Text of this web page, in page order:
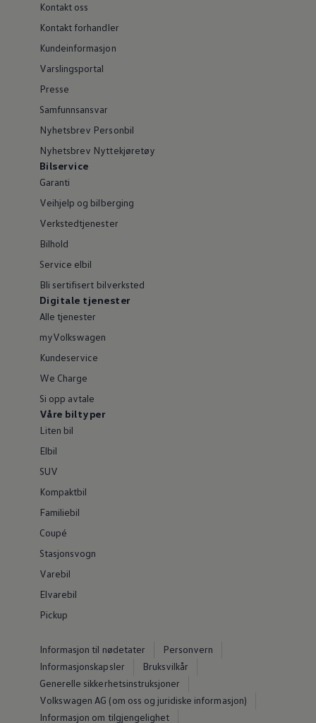
Kontakt oss
Kontakt forhandler
Kundeinformasjon
Varslingsportal
Presse
Samfunnsansvar
Nyhetsbrev Personbil
Nyhetsbrev Nyttekjøretøy
Bilservice
Garanti
Veihjelp og bilberging
Verkstedtjenester
Bilhold
Service elbil
Bli sertifisert bilverksted
Digitale tjenester
Alle tjenester
myVolkswagen
Kundeservice
We Charge
Si opp avtale
Våre biltyper
Liten bil
Elbil
SUV
Kompaktbil
Familiebil
Coupé
Stasjonsvogn
Varebil
Elvarebil
Pickup
Informasjon til nødetater
Personvern
Informasjonskapsler
Bruksvilkår
Generelle sikkerhetsinstruksjoner
Volkswagen AG (om oss og juridiske informasjon)
Informasjon om tilgjengelighet